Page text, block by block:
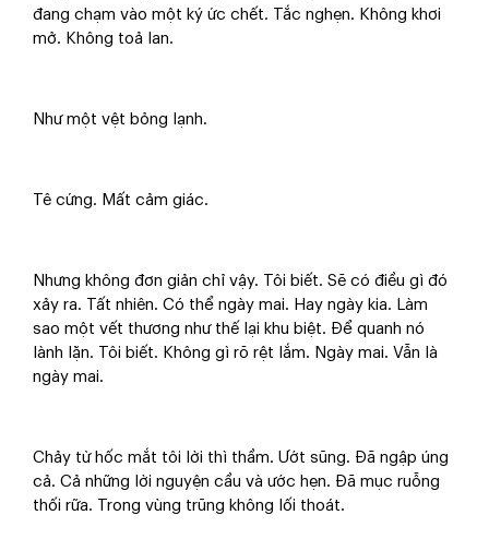
đang chạm vào một ký ức chết. Tắc nghẹn. Không khơi
mở. Không toả lan.
Như một vệt bỏng lạnh.
Tê cứng. Mất cảm giác.
Nhưng không đơn giản chỉ vậy. Tôi biết. Sẽ có điều gì đó
xảy ra. Tất nhiên. Có thể ngày mai. Hay ngày kia. Làm
sao một vết thương như thế lại khu biệt. Để quanh nó
lành lặn. Tôi biết. Không gì rõ rệt lắm. Ngày mai. Vẫn là
ngày mai.
Chảy từ hốc mắt tôi lời thì thầm. Ướt sũng. Đã ngập úng
cả. Cả những lời nguyện cầu và ước hẹn. Đã mục ruỗng
thối rữa. Trong vùng trũng không lối thoát.